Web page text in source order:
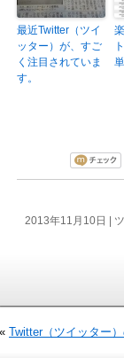
最近Twitter（ツイ
ッター）が、すご
く注目されていま
す。
2013年11月10日 |
« Twitter（ツイッター